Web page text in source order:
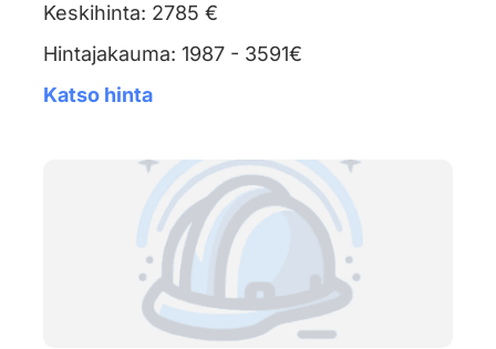
Keskihinta: 2785 €
Hintajakauma: 1987 - 3591€
Katso hinta